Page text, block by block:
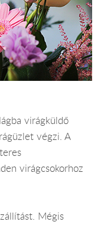
virágküldő
végzi. A
virágcsokorhoz
Mégis